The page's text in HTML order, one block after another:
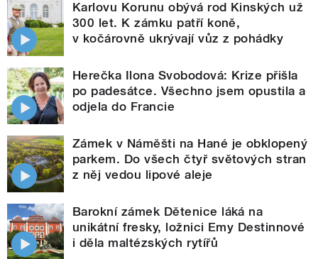
Karlovu Korunu obývá rod Kinských už
300 let. K zámku patří koně,
v kočárovně ukrývají vůz z pohádky
Herečka Ilona Svobodová: Krize přišla
po padesátce. Všechno jsem opustila a
odjela do Francie
Zámek v Náměšti na Hané je obklopený
parkem. Do všech čtyř světových stran
z něj vedou lipové aleje
Barokní zámek Dětenice láká na
unikátní fresky, ložnici Emy Destinnové
i děla maltézských rytířů